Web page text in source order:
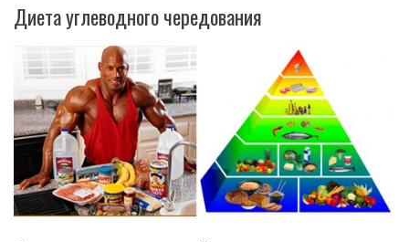
Диета углеводного чередования